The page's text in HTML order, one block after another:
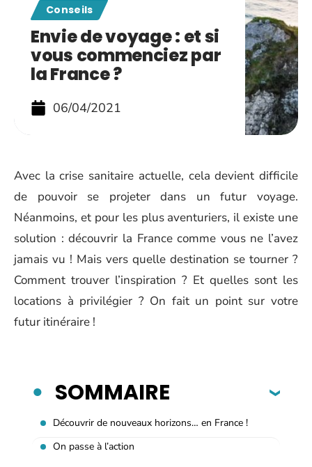
Conseils
Envie de voyage : et si
vous commenciez par
la France ?
06/04/2021
Avec la crise sanitaire actuelle, cela devient difficile
de pouvoir se projeter dans un futur voyage.
Néanmoins, et pour les plus aventuriers, il existe une
solution : découvrir la France comme vous ne l’avez
jamais vu ! Mais vers quelle destination se tourner ?
Comment trouver l’inspiration ? Et quelles sont les
locations à privilégier ? On fait un point sur votre
futur itinéraire !
SOMMAIRE
Découvrir de nouveaux horizons… en France !
On passe à l’action